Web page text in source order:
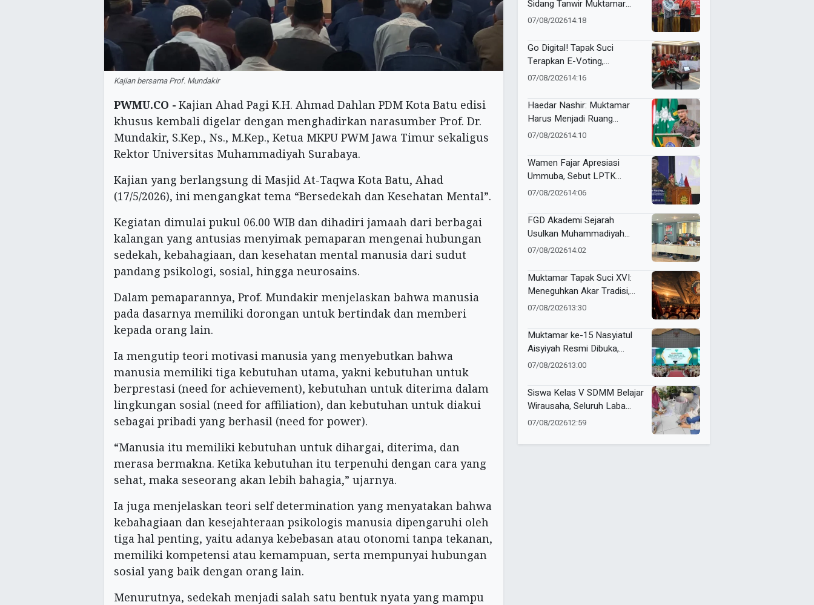
Kajian bersama Prof. Mundakir
PWMU.CO - Kajian Ahad Pagi K.H. Ahmad Dahlan PDM Kota Batu edisi
khusus kembali digelar dengan menghadirkan narasumber Prof. Dr.
Mundakir, S.Kep., Ns., M.Kep., Ketua MKPU PWM Jawa Timur sekaligus
Rektor Universitas Muhammadiyah Surabaya.
Kajian yang berlangsung di Masjid At-Taqwa Kota Batu, Ahad
(17/5/2026), ini mengangkat tema “Bersedekah dan Kesehatan Mental”.
Kegiatan dimulai pukul 06.00 WIB dan dihadiri jamaah dari berbagai
kalangan yang antusias menyimak pemaparan mengenai hubungan
sedekah, kebahagiaan, dan kesehatan mental manusia dari sudut
pandang psikologi, sosial, hingga neurosains.
Dalam pemaparannya, Prof. Mundakir menjelaskan bahwa manusia
pada dasarnya memiliki dorongan untuk bertindak dan memberi
kepada orang lain.
Ia mengutip teori motivasi manusia yang menyebutkan bahwa
manusia memiliki tiga kebutuhan utama, yakni kebutuhan untuk
berprestasi (need for achievement), kebutuhan untuk diterima dalam
lingkungan sosial (need for affiliation), dan kebutuhan untuk diakui
sebagai pribadi yang berhasil (need for power).
“Manusia itu memiliki kebutuhan untuk dihargai, diterima, dan
merasa bermakna. Ketika kebutuhan itu terpenuhi dengan cara yang
sehat, maka seseorang akan lebih bahagia,” ujarnya.
Ia juga menjelaskan teori self determination yang menyatakan bahwa
kebahagiaan dan kesejahteraan psikologis manusia dipengaruhi oleh
tiga hal penting, yaitu adanya kebebasan atau otonomi tanpa tekanan,
memiliki kompetensi atau kemampuan, serta mempunyai hubungan
sosial yang baik dengan orang lain.
Menurutnya, sedekah menjadi salah satu bentuk nyata yang mampu
Sidang Tanwir Muktamar
Tapak Suci: “Tapak Suci
Ho dan Dracin”
07/08/202614:18
Go Digital! Tapak Suci
Terapkan E-Voting,
Pemilihan Formatur
07/08/202614:16
Haedar Nashir: Muktamar
Harus Menjadi Ruang
Musyawarah, Bukan
07/08/202614:10
Wamen Fajar Apresiasi
Ummuba, Sebut LPTK
Penopang Kemajuan
07/08/202614:06
FGD Akademi Sejarah
Usulkan Muhammadiyah
Corner di PTMA
07/08/202614:02
Muktamar Tapak Suci XVI:
Meneguhkan Akar Tradisi,
Menjemput Masa Depan
07/08/202613:30
Muktamar ke-15 Nasyiatul
Aisyiyah Resmi Dibuka,
Teguhkan Komitmen
Berkemajuan
07/08/202613:00
Siswa Kelas V SDMM Belajar
Wirausaha, Seluruh Laba
Entrepreneur for Charity
07/08/202612:59